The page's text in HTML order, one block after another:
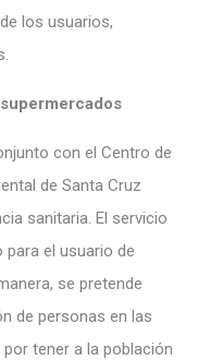
los usuarios,
con el Centro de
de Santa Cruz
sanitaria. El servicio
el usuario de
se pretende
de personas en las
tener a la población